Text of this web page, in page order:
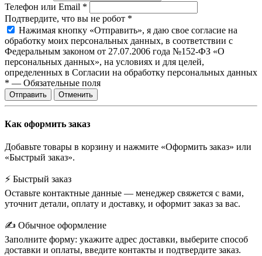
Телефон или Email *
Подтвердите, что вы не робот *
Нажимая кнопку «Отправить», я даю свое согласие на
обработку моих персональных данных, в соответствии с
Федеральным законом от 27.07.2006 года №152-ФЗ «О
персональных данных», на условиях и для целей,
определенных в Согласии на обработку персональных данных
* — Обязательные поля
Отправить Отменить
Как оформить заказ
Добавьте товары в корзину и нажмите «Оформить заказ» или
«Быстрый заказ».
⚡ Быстрый заказ
Оставьте контактные данные — менеджер свяжется с вами,
уточнит детали, оплату и доставку, и оформит заказ за вас.
✍️ Обычное оформление
Заполните форму: укажите адрес доставки, выберите способ
доставки и оплаты, введите контакты и подтвердите заказ.